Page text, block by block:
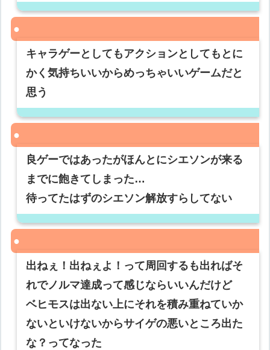
キャラゲーとしてもアクションとしてもとに
かく気持ちいいからめっちゃいいゲームだと
思う
良ゲーではあったがほんとにシエソンが来る
までに飽きてしまった…
待ってたはずのシエソン解放すらしてない
出ねぇ！出ねぇよ！って周回するも出ればそ
れでノルマ達成って感じならいいんだけど
ベヒモスは出ない上にそれを積み重ねていか
ないといけないからサイゲの悪いところ出た
な？ってなった